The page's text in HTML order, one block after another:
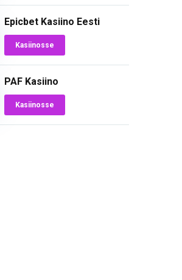
Epicbet Kasiino Eesti
Kasiinosse
PAF Kasiino
Kasiinosse